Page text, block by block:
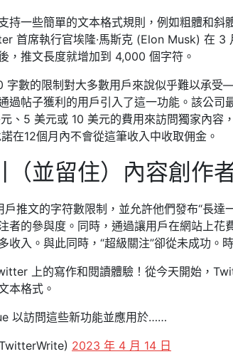
持一些簡單的文本格式規則，例如粗體和
首席執行官埃隆·馬斯克 (Elon Musk) 在 3
，推文長度就增加到 4,000 個字符。
字數的限制對大多數用戶來說似乎難以承
過帖子獲利的用戶引入了這一功能。該公司
、5 美元或 10 美元的費用來訪問獨家內容
在12個月內不會從這筆收入中收取佣金。
（並留住）內容創作
推文的字符數限制，並允許他們發布“長
者的參與度。同時，通過讓用戶在網站上
收入。與此同時，“超級關注”卻從未成功。
上的寫作和閱讀體驗！從今天開始，
本格式。
以訪問這些新功能並應用於……
2023 年 4 月 14 日